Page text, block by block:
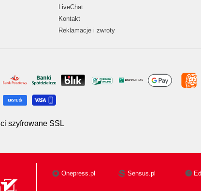
LiveChat
Kontakt
Reklamacje i zwroty
szyfrowane SSL
Onepress.pl Sensus.pl